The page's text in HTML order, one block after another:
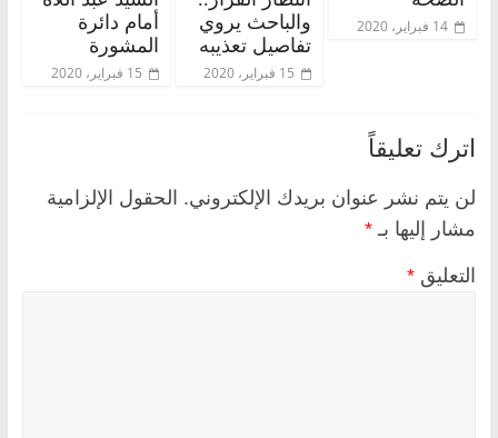
14 فبراير، 2020
والباحث يروي
تفاصيل تعذيبه
15 فبراير، 2020
أمام دائرة
المشورة
15 فبراير، 2020
اترك تعليقاً
لن يتم نشر عنوان بريدك الإلكتروني. الحقول الإلزامية
مشار إليها بـ *
التعليق *